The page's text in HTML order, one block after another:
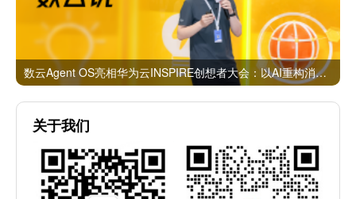
数云Agent OS亮相华为云INSPIRE创想者大会：以AI重构消费者运营与零售营销新范式
关于我们